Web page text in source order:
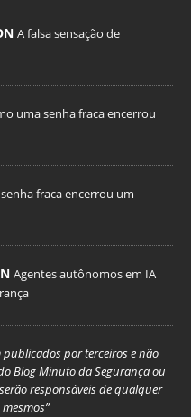
A falsa sensação de
uma senha fraca encerrou
fraca encerrou um
Agentes autônomos em IA
por terceiros e não
Blog Minuto da Segurança ou
responsáveis de qualquer